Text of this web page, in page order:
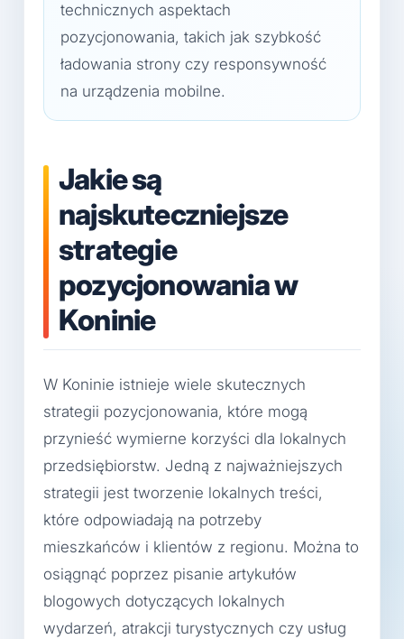
technicznych aspektach
pozycjonowania, takich jak szybkość
ładowania strony czy responsywność
na urządzenia mobilne.
Jakie są
najskuteczniejsze
strategie
pozycjonowania w
Koninie
W Koninie istnieje wiele skutecznych
strategii pozycjonowania, które mogą
przynieść wymierne korzyści dla lokalnych
przedsiębiorstw. Jedną z najważniejszych
strategii jest tworzenie lokalnych treści,
które odpowiadają na potrzeby
mieszkańców i klientów z regionu. Można to
osiągnąć poprzez pisanie artykułów
blogowych dotyczących lokalnych
wydarzeń, atrakcji turystycznych czy usług